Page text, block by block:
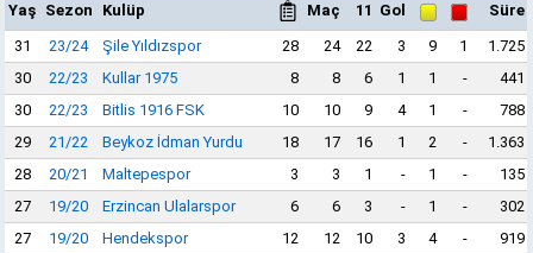
Yaş Sezon Kulüp Maç 11 Gol
Süre
31
23/24 Şile Yıldızspor 28 24 22 3 9 1
1.725
30
22/23 Kullar 1975 8 8 6 1 1 -
441
30
22/23 Bitlis 1916 FSK 10 10 9 4 1 -
788
29
21/22 Beykoz İdman Yurdu 18 17 16 1 2 -
1.363
28
20/21 Maltepespor 3 3 1 - 1 -
135
27
19/20 Erzincan Ulalarspor 6 6 3 - 1 -
302
27
19/20 Hendekspor 12 12 10 3 4 -
919